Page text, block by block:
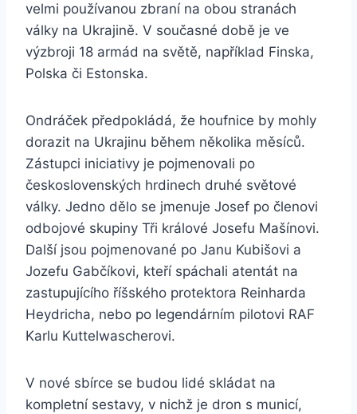
velmi používanou zbraní na obou stranách
války na Ukrajině. V současné době je ve
výzbroji 18 armád na světě, například Finska,
Polska či Estonska.
Ondráček předpokládá, že houfnice by mohly
dorazit na Ukrajinu během několika měsíců.
Zástupci iniciativy je pojmenovali po
československých hrdinech druhé světové
války. Jedno dělo se jmenuje Josef po členovi
odbojové skupiny Tři králové Josefu Mašínovi.
Další jsou pojmenované po Janu Kubišovi a
Jozefu Gabčíkovi, kteří spáchali atentát na
zastupujícího říšského protektora Reinharda
Heydricha, nebo po legendárním pilotovi RAF
Karlu Kuttelwascherovi.
V nové sbírce se budou lidé skládat na
kompletní sestavy, v nichž je dron s municí,